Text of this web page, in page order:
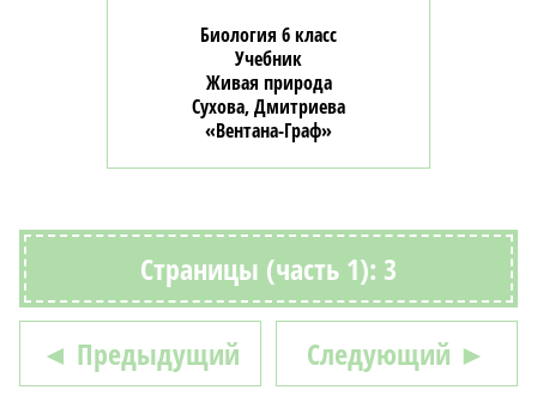
Биология 6 класс
Учебник
Живая природа
Сухова, Дмитриева
«Вентана-Граф»
Страницы (часть 1): 3
◄ Предыдущий Следующий ►